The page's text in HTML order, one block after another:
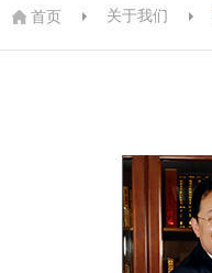
首页 关于我们